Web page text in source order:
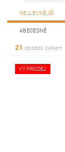
NEJLEVNĚJŠÍ
ABECEDNĚ
21 položek celkem
VÝPRODEJ